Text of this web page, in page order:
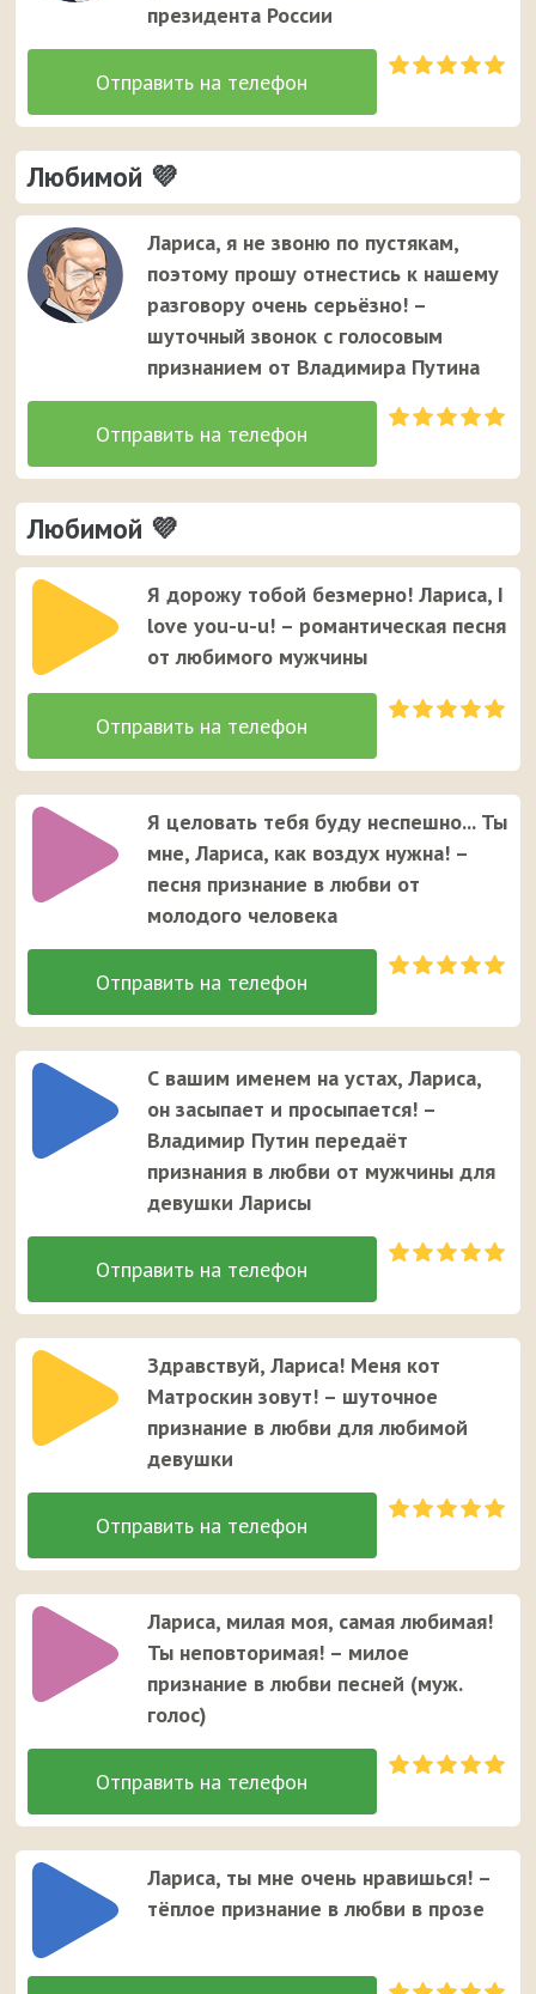
президента России
Любимой 💜
Лариса, я не звоню по пустякам,
поэтому прошу отнестись к нашему
разговору очень серьёзно! –
шуточный звонок с голосовым
признанием от Владимира Путина
Любимой 💜
Я дорожу тобой безмерно! Лариса, I
love you-u-u! – романтическая песня
от любимого мужчины
Я целовать тебя буду неспешно... Ты
мне, Лариса, как воздух нужна! –
песня признание в любви от
молодого человека
С вашим именем на устах, Лариса,
он засыпает и просыпается! –
Владимир Путин передаёт
признания в любви от мужчины для
девушки Ларисы
Здравствуй, Лариса! Меня кот
Матроскин зовут! – шуточное
признание в любви для любимой
девушки
Лариса, милая моя, самая любимая!
Ты неповторимая! – милое
признание в любви песней (муж.
голос)
Лариса, ты мне очень нравишься! –
тёплое признание в любви в прозе